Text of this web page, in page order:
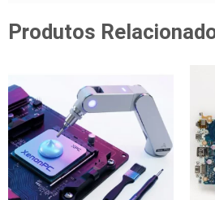
Produtos